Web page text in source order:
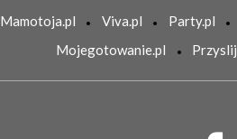
Mamotoja.pl Viva.pl Party.pl
Mojegotowanie.pl